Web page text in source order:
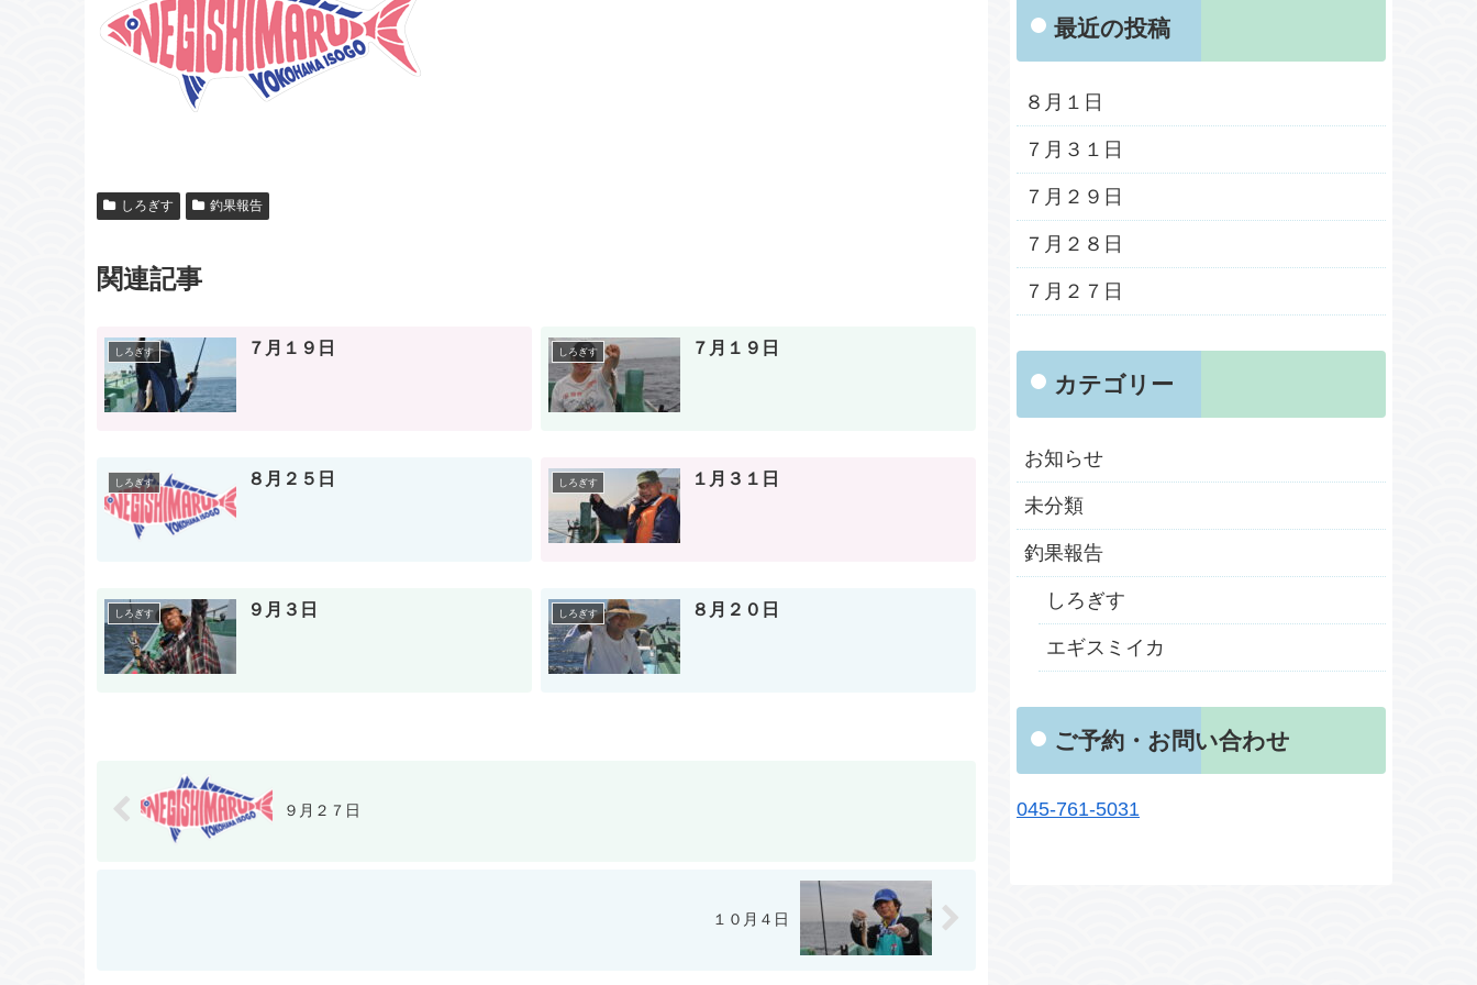
しろぎす 釣果報告
関連記事
しろぎす ７月１９日 しろぎす ７月１９日
しろぎす ８月２５日 しろぎす １月３１日
しろぎす ９月３日 しろぎす ８月２０日
９月２７日
１０月４日
最近の投稿
８月１日
７月３１日
７月２９日
７月２８日
７月２７日
カテゴリー
お知らせ
未分類
釣果報告
しろぎす
エギスミイカ
ご予約・お問い合わせ
045-761-5031